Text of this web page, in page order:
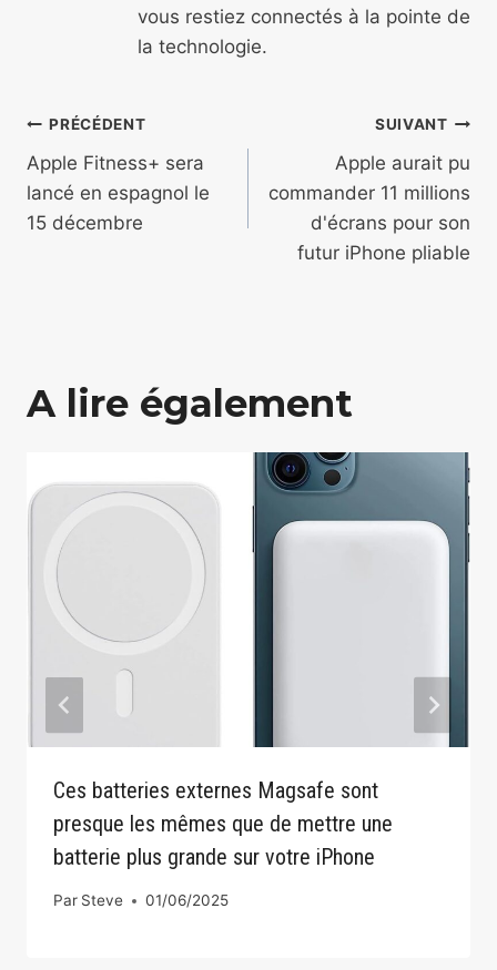
vous restiez connectés à la pointe de
la technologie.
Navigation
de
l’article
PRÉCÉDENT
Apple Fitness+ sera
lancé en espagnol le
15 décembre
SUIVANT
Apple aurait pu
commander 11 millions
d'écrans pour son
futur iPhone pliable
A lire également
Ces batteries externes Magsafe sont
presque les mêmes que de mettre une
batterie plus grande sur votre iPhone
Par Steve 01/06/2025